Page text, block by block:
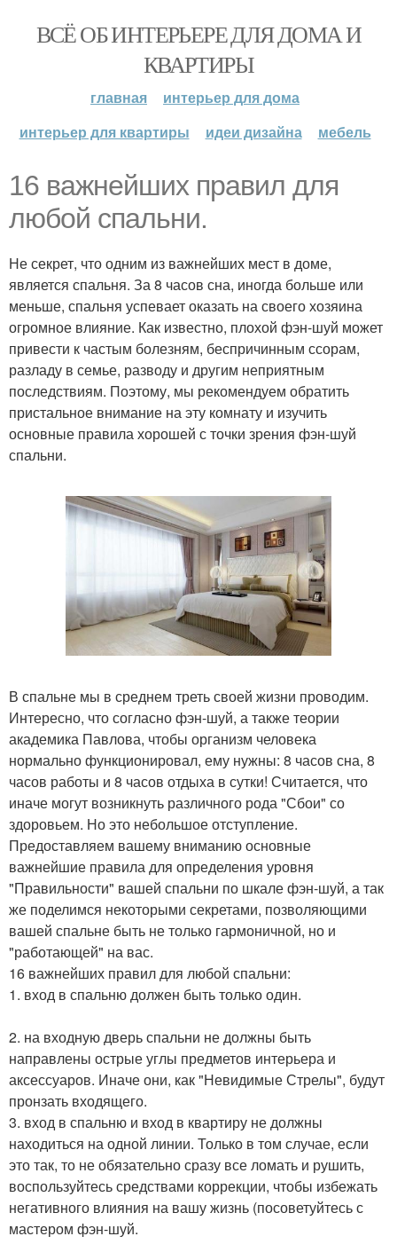
ВСЁ ОБ ИНТЕРЬЕРЕ ДЛЯ ДОМА И
КВАРТИРЫ
главная
интерьер для дома
интерьер для квартиры
идеи дизайна мебель
16 важнейших правил для
любой спальни.
Не секрет, что одним из важнейших мест в доме,
является спальня. За 8 часов сна, иногда больше или
меньше, спальня успевает оказать на своего хозяина
огромное влияние. Как известно, плохой фэн-шуй может
привести к частым болезням, беспричинным ссорам,
разладу в семье, разводу и другим неприятным
последствиям. Поэтому, мы рекомендуем обратить
пристальное внимание на эту комнату и изучить
основные правила хорошей с точки зрения фэн-шуй
спальни.
В спальне мы в среднем треть своей жизни проводим.
Интересно, что согласно фэн-шуй, а также теории
академика Павлова, чтобы организм человека
нормально функционировал, ему нужны: 8 часов сна, 8
часов работы и 8 часов отдыха в сутки! Считается, что
иначе могут возникнуть различного рода "Сбои" со
здоровьем. Но это небольшое отступление.
Предоставляем вашему вниманию основные
важнейшие правила для определения уровня
"Правильности" вашей спальни по шкале фэн-шуй, а так
же поделимся некоторыми секретами, позволяющими
вашей спальне быть не только гармоничной, но и
"работающей" на вас.
16 важнейших правил для любой спальни:
1. вход в спальню должен быть только один.
2. на входную дверь спальни не должны быть
направлены острые углы предметов интерьера и
аксессуаров. Иначе они, как "Невидимые Стрелы", будут
пронзать входящего.
3. вход в спальню и вход в квартиру не должны
находиться на одной линии. Только в том случае, если
это так, то не обязательно сразу все ломать и рушить,
воспользуйтесь средствами коррекции, чтобы избежать
негативного влияния на вашу жизнь (посоветуйтесь с
мастером фэн-шуй.